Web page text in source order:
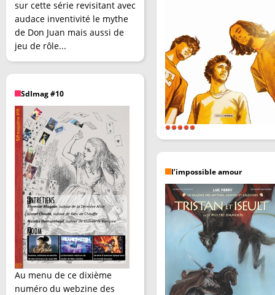
sur cette série revisitant avec
audace inventivité le mythe
de Don Juan mais aussi de
jeu de rôle...
SdImag #10
Au menu de ce dixième
numéro du webzine des
l’impossible amour